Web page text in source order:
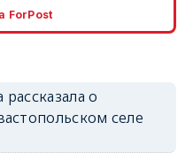
ForPost
о
селе